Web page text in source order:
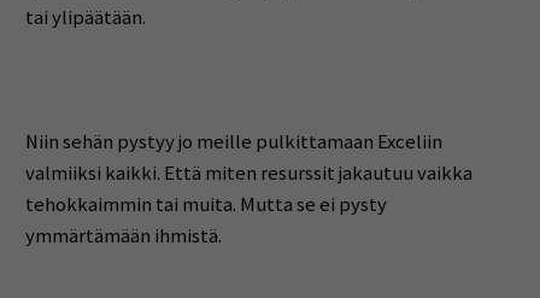
tai ylipäätään.
Niin sehän pystyy jo meille pulkittamaan Exceliin
valmiiksi kaikki. Että miten resurssit jakautuu vaikka
tehokkaimmin tai muita. Mutta se ei pysty
ymmärtämään ihmistä.